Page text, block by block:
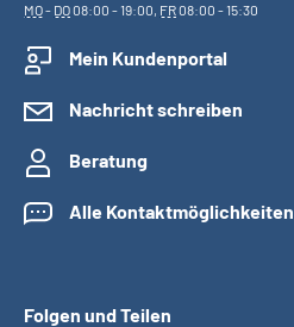
MO- DO08:00 - 19:00, FR08:00 - 15:30
Mein Kundenportal
Nachricht schreiben
Beratung
Alle Kontaktmöglichkeiten
Folgen und Teilen